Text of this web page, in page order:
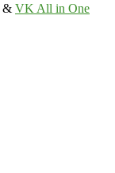
& VK All in One